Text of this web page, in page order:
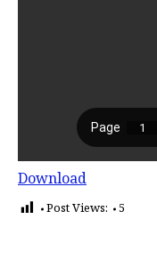
Download
Post Views: 5